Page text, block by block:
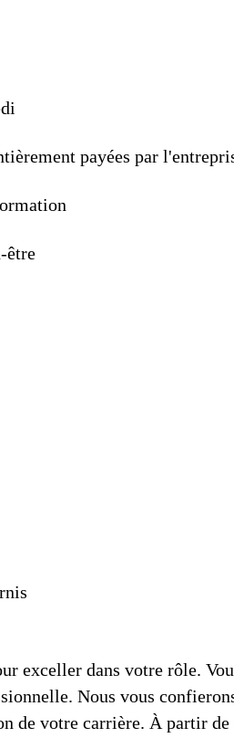
payées par
être
exceller dans votre rôle.
Nous vous
de votre carrière. À partir